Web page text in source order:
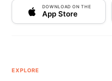
DOWNLOAD ON THE
App Store
EXPLORE